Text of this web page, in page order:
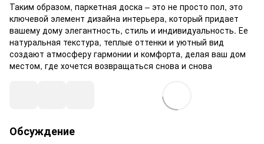
Таким образом, паркетная доска – это не просто пол, это
ключевой элемент дизайна интерьера, который придает
вашему дому элегантность, стиль и индивидуальность. Ее
натуральная текстура, теплые оттенки и уютный вид
создают атмосферу гармонии и комфорта, делая ваш дом
местом, где хочется возвращаться снова и снова
Обсуждение